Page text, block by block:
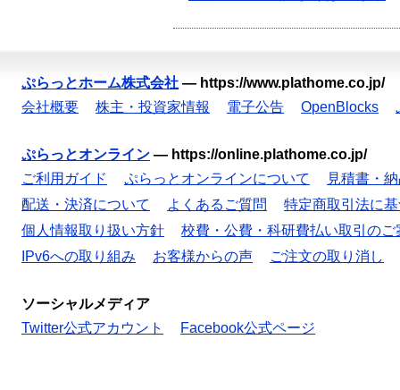
ぷらっとホーム株式会社 — https://www.plathome.co.jp/
会社概要
株主・投資家情報 電子公告 OpenBlocks
ぷらっとオンライン — https://online.plathome.co.jp/
ご利用ガイド
ぷらっとオンラインについて
見積書・
配送・決済について
よくあるご質問
特定商取引法に
個人情報取り扱い方針
校費・公費・科研費払い取引のご
IPv6への取り組み
お客様からの声 ご注文の取り消し
ソーシャルメディア
Twitter公式アカウント
Facebook公式ページ